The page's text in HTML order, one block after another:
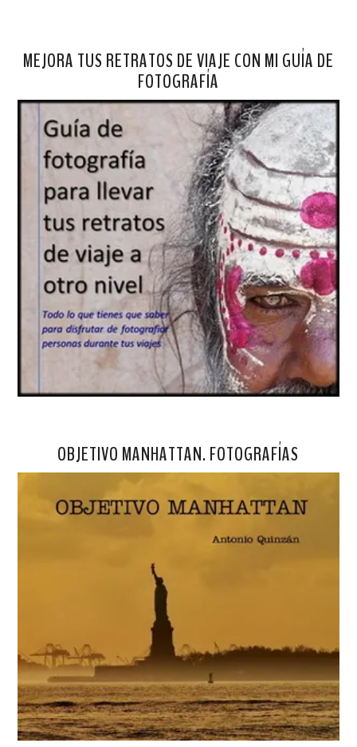
MEJORA TUS RETRATOS DE VIAJE CON MI GUÍA DE
FOTOGRAFÍA
OBJETIVO MANHATTAN. FOTOGRAFÍAS